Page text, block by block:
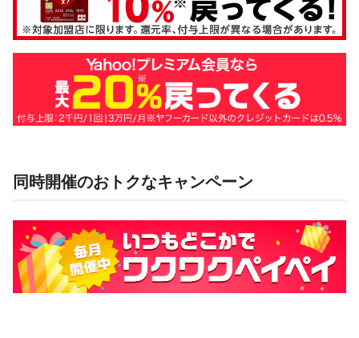
同時開催のおトクなキャンペーン